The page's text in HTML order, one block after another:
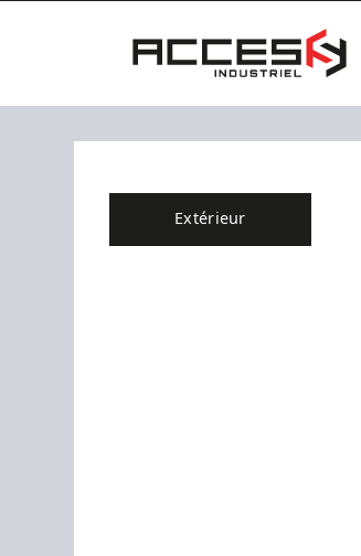
Accès Industriel
Extérieur